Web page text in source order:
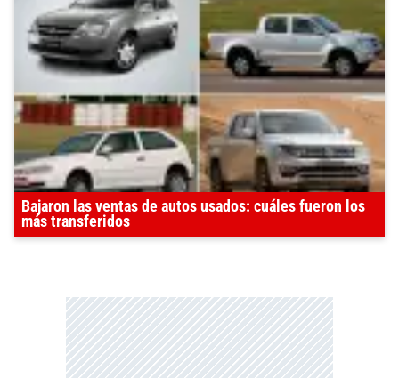
Bajaron las ventas de autos usados: cuáles fueron los
más transferidos